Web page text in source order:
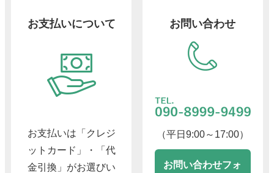
お支払いについて
お支払いは「クレジ
ットカード」・「代
金引換」がお選びい
お問い合わせ
（平日9:00～17:00）
お問い合わせフォ